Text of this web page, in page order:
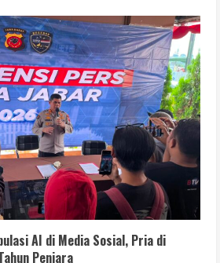
AI di Media Sosial, Pria di
Penjara